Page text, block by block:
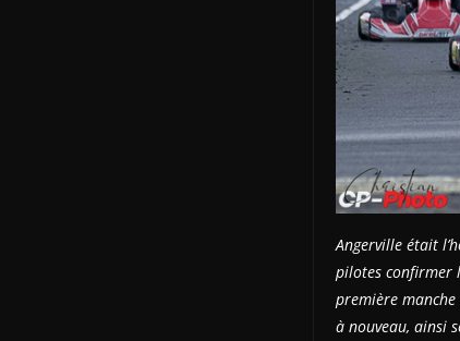
Angerville était
pilotes confirmer
première
à nouveau, ainsi